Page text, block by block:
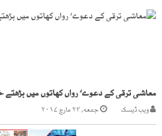
معاشی ترقی کے دعوے‘ رواں کھاتوں میں
ویب ڈیسک جمعه, ۲۴ مارچ ۲۰۱۷